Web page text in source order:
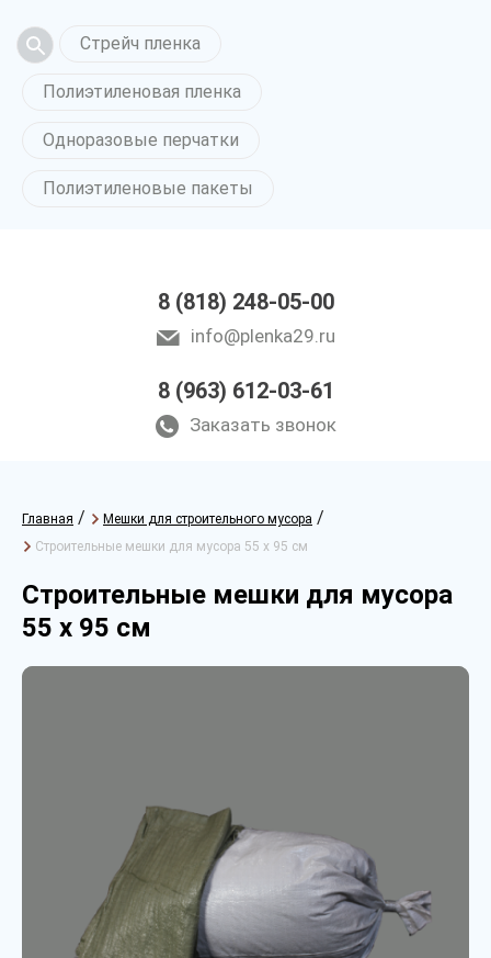
Стрейч пленка
Полиэтиленовая пленка
Одноразовые перчатки
Полиэтиленовые пакеты
8 (818) 248-05-00
info@plenka29.ru
8 (963) 612-03-61
Заказать звонок
Главная / Мешки для строительного мусора /
Строительные мешки для мусора 55 х 95 см
Строительные мешки для мусора
55 х 95 см